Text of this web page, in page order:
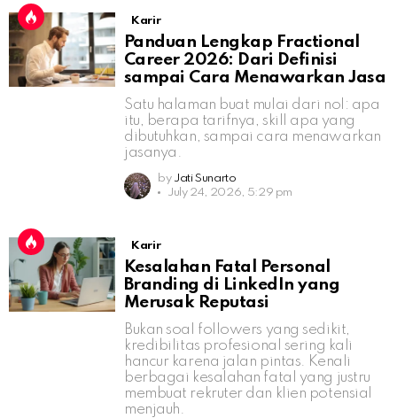
Karir
Panduan Lengkap Fractional
Career 2026: Dari Definisi
sampai Cara Menawarkan Jasa
Satu halaman buat mulai dari nol: apa
itu, berapa tarifnya, skill apa yang
dibutuhkan, sampai cara menawarkan
jasanya.
by Jati Sunarto
July 24, 2026, 5:29 pm
Karir
Kesalahan Fatal Personal
Branding di LinkedIn yang
Merusak Reputasi
Bukan soal followers yang sedikit,
kredibilitas profesional sering kali
hancur karena jalan pintas. Kenali
berbagai kesalahan fatal yang justru
membuat rekruter dan klien potensial
menjauh.